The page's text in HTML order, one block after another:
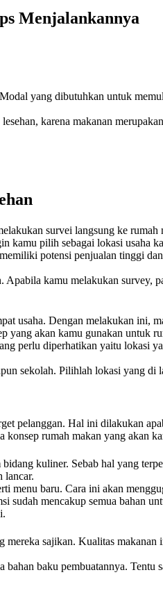
Menjalankannya
yang dibutuhkan untuk
karena makanan
survei langsung ke
kamu pilih sebagai lokasi usaha
potensi penjualan tinggi
kamu melakukan survey,
usaha. Dengan melakukan ini,
yang akan kamu gunakan untuk
perlu diperhatikan yaitu lokasi
sekolah. Pilihlah lokasi yang
pelanggan. Hal ini dilakukan
konsep rumah makan yang akan
kuliner. Sebab hal yang
lancar.
menu baru. Cara ini akan
sudah mencakup semua bahan
sajikan. Kualitas
baku pembuatannya.